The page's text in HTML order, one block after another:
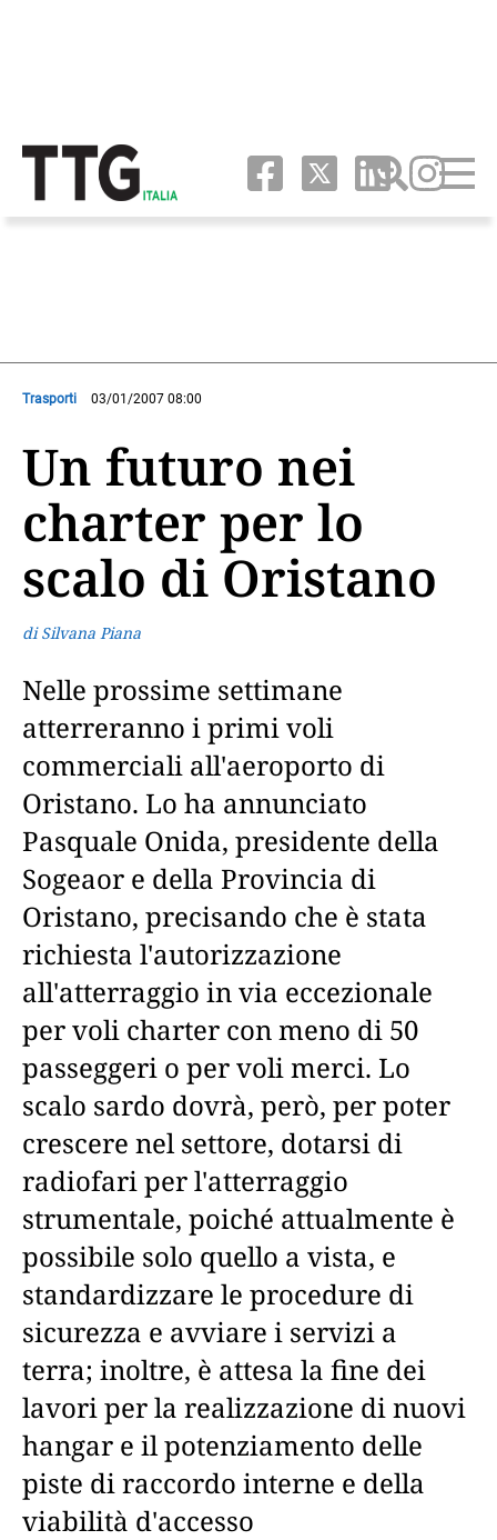
Trasporti 03/01/2007 08:00
Un futuro nei
charter per lo
scalo di Oristano
di Silvana Piana
Nelle prossime settimane
atterreranno i primi voli
commerciali all'aeroporto di
Oristano. Lo ha annunciato
Pasquale Onida, presidente della
Sogeaor e della Provincia di
Oristano, precisando che è stata
richiesta l'autorizzazione
all'atterraggio in via eccezionale
per voli charter con meno di 50
passeggeri o per voli merci. Lo
scalo sardo dovrà, però, per poter
crescere nel settore, dotarsi di
radiofari per l'atterraggio
strumentale, poiché attualmente è
possibile solo quello a vista, e
standardizzare le procedure di
sicurezza e avviare i servizi a
terra; inoltre, è attesa la fine dei
lavori per la realizzazione di nuovi
hangar e il potenziamento delle
piste di raccordo interne e della
viabilità d'accesso